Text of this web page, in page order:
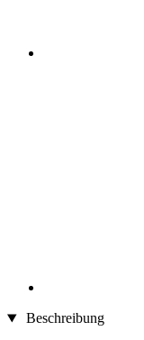
Beschreibung